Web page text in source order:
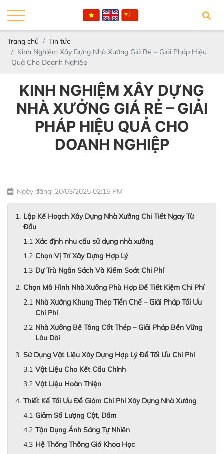
Trang chủ
Tin tức
Kinh Nghiệm Xây Dựng Nhà Xưởng Giá Rẻ – Giải Pháp Hiệu
Quả Cho Doanh Nghiệp
KINH NGHIỆM XÂY DỰNG
NHÀ XƯỞNG GIÁ RẺ – GIẢI
PHÁP HIỆU QUẢ CHO
DOANH NGHIỆP
Ngày đăng: 20/03/2025 02:15 PM
Lập Kế Hoạch Xây Dựng Nhà Xưởng Chi Tiết Ngay Từ
Đầu
Xác định nhu cầu sử dụng nhà xưởng
Chọn Vị Trí Xây Dựng Hợp Lý
Dự Trù Ngân Sách Và Kiểm Soát Chi Phí
Chọn Mô Hình Nhà Xưởng Phù Hợp Để Tiết Kiệm Chi Phí
Nhà Xưởng Khung Thép Tiền Chế – Giải Pháp Tối Ưu
Chi Phí
Nhà Xưởng Bê Tông Cốt Thép – Giải Pháp Bền Vững
Lâu Dài
Sử Dụng Vật Liệu Xây Dựng Hợp Lý Để Tối Ưu Chi Phí
Vật Liệu Cho Kết Cấu Chính
Vật Liệu Hoàn Thiện
Thiết Kế Tối Ưu Để Giảm Chi Phí Xây Dựng Nhà Xưởng
Giảm Số Lượng Cột, Dầm
Tận Dụng Ánh Sáng Tự Nhiên
Hệ Thống Thông Gió Khoa Học